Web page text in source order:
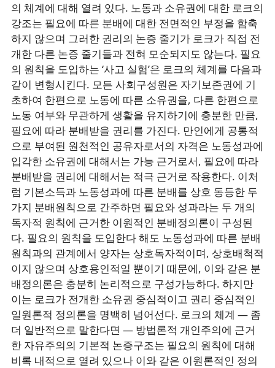
의 체계에 대해 열려 있다. 노동과 소유권에 대한 로크의
강조는 필요에 따른 분배에 대한 전면적인 부정을 함축
하지 않으며 그러한 권리의 논증 줄기가 로크가 직접 전
개한 다른 논증 줄기들과 전혀 모순되지도 않는다. 필요
의 원칙을 도입하는 ‘사고 실험’은 로크의 체계를 다음과
같이 변형시킨다. 모든 사회구성원은 자기보존권에 기
초하여 한편으로 노동에 따른 소유권을, 다른 한편으로
노동 여부와 무관하게 생활을 유지하기에 충분한 만큼,
필요에 따라 분배받을 권리를 가진다. 만인에게 공통적
으로 부여된 원천적인 공유자로서의 자격은 노동성과에
입각한 소유권에 대해서는 가능 근거로서, 필요에 따라
분배받을 권리에 대해서는 적극 근거로 작용한다. 이처
럼 기본소득과 노동성과에 따른 분배를 상호 동등한 두
가지 분배원칙으로 간주하면 필요와 성과라는 두 개의
독자적 원칙에 근거한 이원적인 분배정의론이 구성된
다. 필요의 원칙을 도입한다 해도 노동성과에 따른 분배
원칙과의 관계에서 양자는 상호독자적이며, 상호배척적
이지 않으며 상호용인적일 뿐이기 때문에, 이와 같은 분
배정의론은 충분히 논리적으로 구성가능하다. 하지만
이는 로크가 전개한 소유권 중심적이고 권리 중심적인
일원론적 정의론을 명백히 넘어선다. 로크의 체계 ― 좀
더 일반적으로 말한다면 ― 방법론적 개인주의에 근거
한 자유주의의 기본적 논증구조는 필요의 원칙에 대해
비록 내적으로 열려 있으나 이와 같은 이원론적인 정의